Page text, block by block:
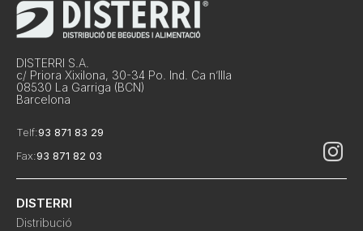
DISTERRI S.A.
c/ Priora Xixilona, 30-34 Po. Ind. Ca n’Illa
08530 La Garriga (BCN)
Barcelona
Telf:93 871 83 29
Fax:93 871 82 03
DISTERRI
Distribució